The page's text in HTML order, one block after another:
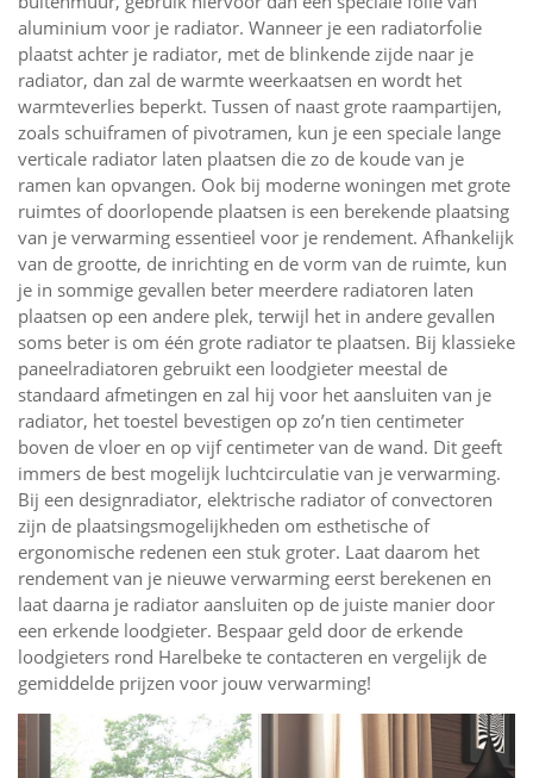
aluminium voor je radiator. Wanneer je een radiatorfolie
plaatst achter je radiator, met de blinkende zijde naar je
radiator, dan zal de warmte weerkaatsen en wordt het
warmteverlies beperkt. Tussen of naast grote raampartijen,
zoals schuiframen of pivotramen, kun je een speciale lange
verticale radiator laten plaatsen die zo de koude van je
ramen kan opvangen. Ook bij moderne woningen met grote
ruimtes of doorlopende plaatsen is een berekende plaatsing
van je verwarming essentieel voor je rendement. Afhankelijk
van de grootte, de inrichting en de vorm van de ruimte, kun
je in sommige gevallen beter meerdere radiatoren laten
plaatsen op een andere plek, terwijl het in andere gevallen
soms beter is om één grote radiator te plaatsen. Bij klassieke
paneelradiatoren gebruikt een loodgieter meestal de
standaard afmetingen en zal hij voor het aansluiten van je
radiator, het toestel bevestigen op zo’n tien centimeter
boven de vloer en op vijf centimeter van de wand. Dit geeft
immers de best mogelijk luchtcirculatie van je verwarming.
Bij een designradiator, elektrische radiator of convectoren
zijn de plaatsingsmogelijkheden om esthetische of
ergonomische redenen een stuk groter. Laat daarom het
rendement van je nieuwe verwarming eerst berekenen en
laat daarna je radiator aansluiten op de juiste manier door
een erkende loodgieter. Bespaar geld door de erkende
loodgieters rond Harelbeke te contacteren en vergelijk de
gemiddelde prijzen voor jouw verwarming!